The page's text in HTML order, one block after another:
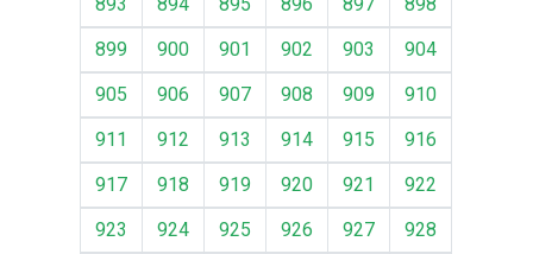
899
900 901 902 903
904
905
906 907 908 909
910
911
912 913 914 915
916
917
918 919 920 921
922
923
924 925 926 927
928